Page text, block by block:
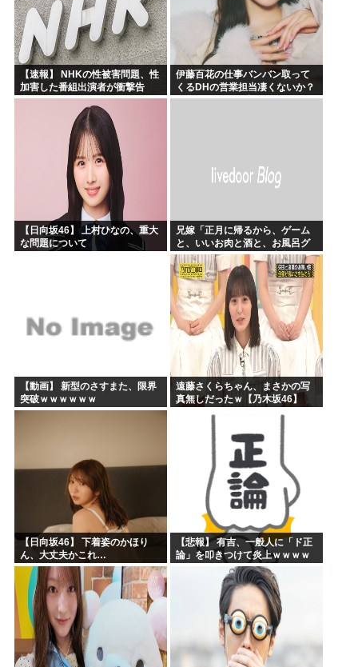
週刊少年ジャンプ、発行部数100万部割れwww
日本人「うちの犬、たまたまついてきた八百屋で一目惚れした...
【速報】 NHKの性被害問題、性
加害した番組出演者が衝撃告
白！
伊藤百花の仕事バンバン取って
くるDHの営業担当凄くないか？
今年のボーナス凄いことになり
【日向坂46】 上村ひなの、重大
な問題について
兄嫁「正月に帰るから、ゲーム
と、いいお肉と酒と、お風呂グ
ッズの準備しとけよ」寝起きの
私「知るかボケ」兄嫁「キィィ
ィィー！！！！」私「あ…」
【動画】 新型のさすまた、限界
突破ｗｗｗｗｗｗ
遠藤さくらちゃん、まさかの写
真無しだったｗ【乃木坂46】
【日向坂46】 下着姿のかほり
ん、大丈夫かこれ…
【悲報】 有吉、一般人に「ド正
論」を叩きつけて炎上ｗｗｗｗ